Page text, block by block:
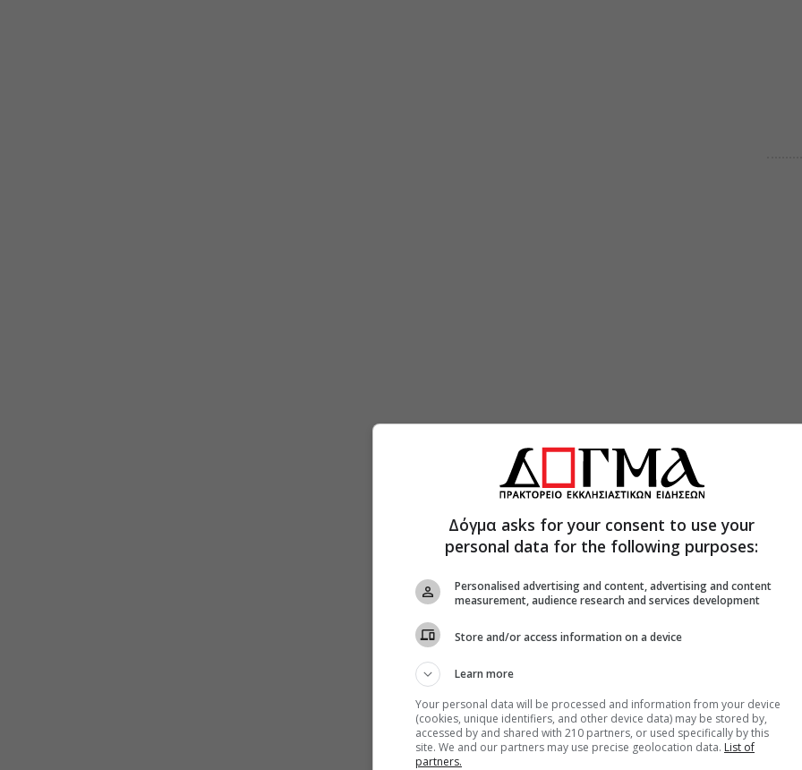
Δόγμα asks for your consent to use your
personal data for the following purposes:
Personalised advertising and content, advertising and content
measurement, audience research and services development
Store and/or access information on a device
Learn more
Your personal data will be processed and information from your device
(cookies, unique identifiers, and other device data) may be stored by,
accessed by and shared with 210 partners, or used specifically by this
site. We and our partners may use precise geolocation data. List of
partners.